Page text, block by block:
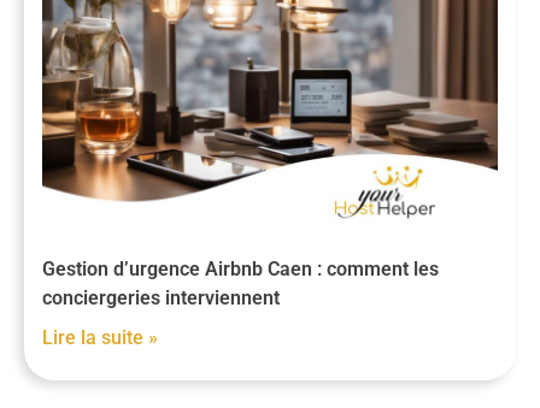
Gestion d’urgence Airbnb Caen : comment les
conciergeries interviennent
Lire la suite »